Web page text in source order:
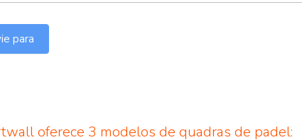
para
oferece 3 modelos de quadras de padel: